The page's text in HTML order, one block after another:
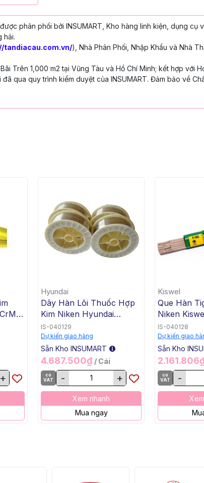
được phân phối bởi INSUMART, Kho hàng linh kiện, dụng cụ
hải.
tandiacau.com.vn/), Nhà Phân Phối, Nhập Khẩu và Nhà
Trên 1,000 m2 tại Vũng Tàu và Hồ Chí Minh; kết hợp với
qua quy trình kiểm duyệt của INSUMART. Đảm bảo về
+
Hyundai
Dây Hàn Lõi Thuốc Hợp
Kim Niken Hyundai
ENiCrMo-3 T1-1/4 SW-
625, 1.2mm, 15 Kg / Cuộn
IS-040129
Dự kiến giao hàng
Sẵn Kho INSUMART
4.687.500₫ / Cái
có
VAT
- +
Xem nhanh
Mua ngay
Kiswel
Que Hàn
Niken
KW-T82,
Kg / Hộp,
IS-040128
Dự kiến giao
Sẵn Kho
có
VAT
-